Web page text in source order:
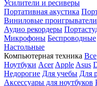
Усилители и ресиверы
Портативная акустика
Виниловые проигрыватели
Аудио рекордеры
Микрофоны Беспроводные
Настольные
Компьютерная техника Все
Ноутбуки Acer Apple Asus
Недорогие Для учебы Для
Аксессуары для ноутбуков